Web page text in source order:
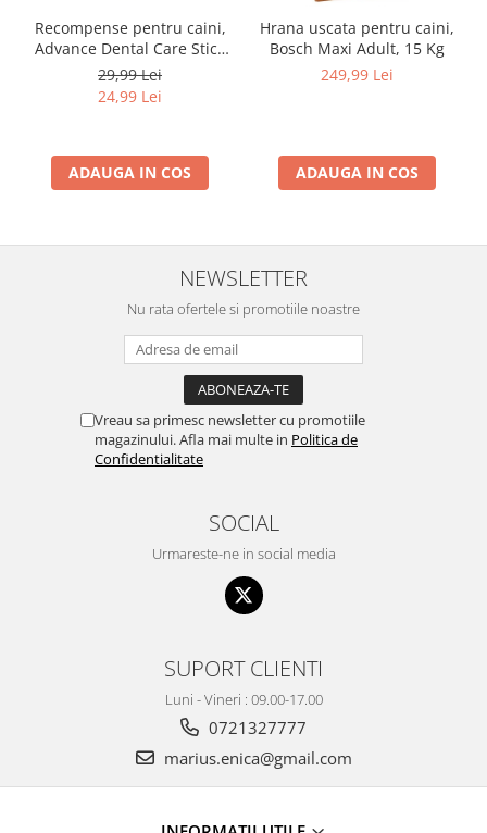
Recompense pentru caini,
Advance Dental Care Stick
Medium/Maxi, 180g
29,99 Lei
24,99 Lei
ADAUGA IN COS
Hrana uscata pentru caini,
Bosch Maxi Adult, 15 Kg
249,99 Lei
ADAUGA IN COS
NEWSLETTER
Nu rata ofertele si promotiile noastre
Vreau sa primesc newsletter cu promotiile
magazinului. Afla mai multe in Politica de
Confidentialitate
SOCIAL
Urmareste-ne in social media
SUPORT CLIENTI
Luni - Vineri : 09.00-17.00
0721327777
marius.enica@gmail.com